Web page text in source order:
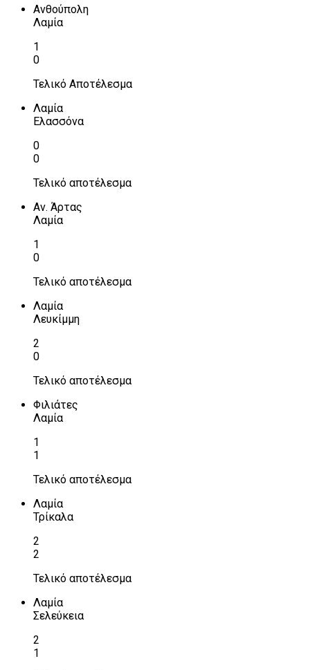
Ανθούπολη
Λαμία
1
0
Τελικό Αποτέλεσμα
Λαμία
Ελασσόνα
0
0
Τελικό αποτέλεσμα
Αν. Άρτας
Λαμία
1
0
Τελικό αποτέλεσμα
Λαμία
Λευκίμμη
2
0
Τελικό αποτέλεσμα
Φιλιάτες
Λαμία
1
1
Τελικό αποτέλεσμα
Λαμία
Τρίκαλα
2
2
Τελικό αποτέλεσμα
Λαμία
Σελεύκεια
2
1